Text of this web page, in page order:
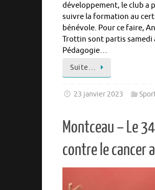
développement, le club a
suivre la formation au
bénévole. Pour ce faire,
Trottin sont partis samedi
Pédagogie…
Suite…
23 janvier 2023
Montceau – Le
contre le cancer